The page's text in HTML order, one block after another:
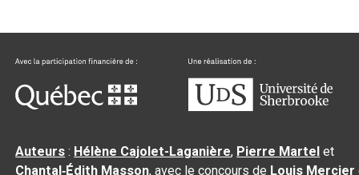
Auteurs : Hélène Cajolet-Laganière, Pierre Martel et
Chantal‑Édith Masson, avec le concours de Louis Mercier